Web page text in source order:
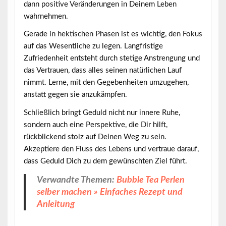
dann positive Veränderungen in Deinem Leben
wahrnehmen.
Gerade in hektischen Phasen ist es wichtig, den Fokus
auf das Wesentliche zu legen. Langfristige
Zufriedenheit entsteht durch stetige Anstrengungund
das Vertrauen, dass alles seinen natürlichen Lauf
nimmt. Lerne, mit den Gegebenheiten umzugehen,
anstatt gegen sie anzukämpfen.
Schließlich bringt Geduld nicht nur innere Ruhe,
sondern auch eine Perspektive, die Dir hilft,
rückblickend stolz auf Deinen Weg zu sein.
Akzeptiere den Fluss des Lebens und vertraue darauf,
dass Geduld Dich zu dem gewünschten Ziel führt.
Verwandte Themen:Bubble Tea Perlen
selber machen » Einfaches Rezept und
Anleitung